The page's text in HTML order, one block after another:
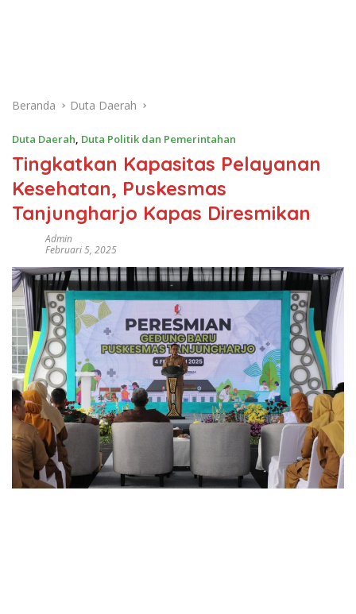
Beranda Duta Daerah
Duta Daerah, Duta Politik dan Pemerintahan
Tingkatkan Kapasitas Pelayanan
Kesehatan, Puskesmas
Tanjungharjo Kapas Diresmikan
Admin
Februari 5, 2025